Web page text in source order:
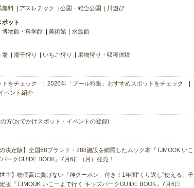
無料 アスレチック 公園・総合公園 川遊び
ット
博物館・科学館 美術館 水族館
場 潮干狩り いちご狩り 果物狩り・収穫体験
をチェック
2026年「プール特集」おすすめスポットをチェック
ベント紹介
方(おでかけスポット・イベントの登録)
決定版】全国68ブランド・288施設を網羅したムック本『TJMOOK いこ
ークGUIDE BOOK』7月6日（月）発売！
主】物価高に負けない「神クーポン」付き！1年間“くり返し”使える、子
版『TJMOOK いこーよで行く キッズパークGUIDE BOOK』7月6日